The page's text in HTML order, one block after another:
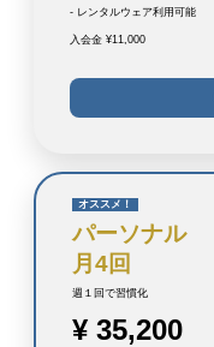
- レンタルウェア利用可能
入会金 ¥11,000
オススメ！
パーソナル
月4回
週１回で習慣化
¥ 35,200